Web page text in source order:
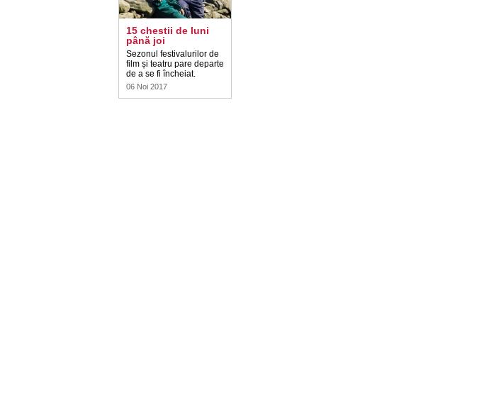
15 chestii de luni
până joi
Sezonul festivalurilor de
film și teatru pare departe
de a se fi încheiat.
06 Noi 2017